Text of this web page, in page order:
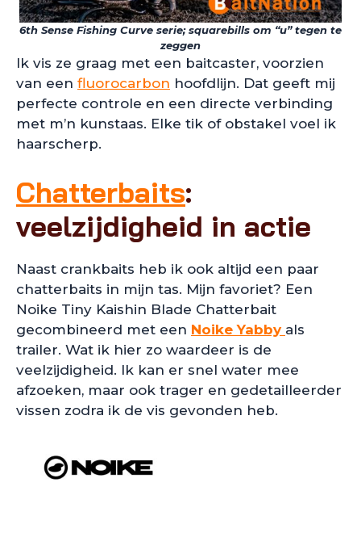
6th Sense Fishing Curve serie; squarebills om “u” tegen te
zeggen
Ik vis ze graag met een baitcaster, voorzien
van een fluorocarbon hoofdlijn. Dat geeft mij
perfecte controle en een directe verbinding
met m’n kunstaas. Elke tik of obstakel voel ik
haarscherp.
Chatterbaits:
veelzijdigheid in actie
Naast crankbaits heb ik ook altijd een paar
chatterbaits in mijn tas. Mijn favoriet? Een
Noike Tiny Kaishin Blade Chatterbait
gecombineerd met een Noike Yabby als
trailer. Wat ik hier zo waardeer is de
veelzijdigheid. Ik kan er snel water mee
afzoeken, maar ook trager en gedetailleerder
vissen zodra ik de vis gevonden heb.